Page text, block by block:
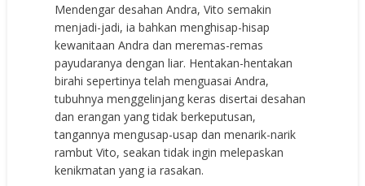
Mendengar desahan Andra, Vito semakin
menjadi-jadi, ia bahkan menghisap-hisap
kewanitaan Andra dan meremas-remas
payudaranya dengan liar. Hentakan-hentakan
birahi sepertinya telah menguasai Andra,
tubuhnya menggelinjang keras disertai desahan
dan erangan yang tidak berkeputusan,
tangannya mengusap-usap dan menarik-narik
rambut Vito, seakan tidak ingin melepaskan
kenikmatan yang ia rasakan.